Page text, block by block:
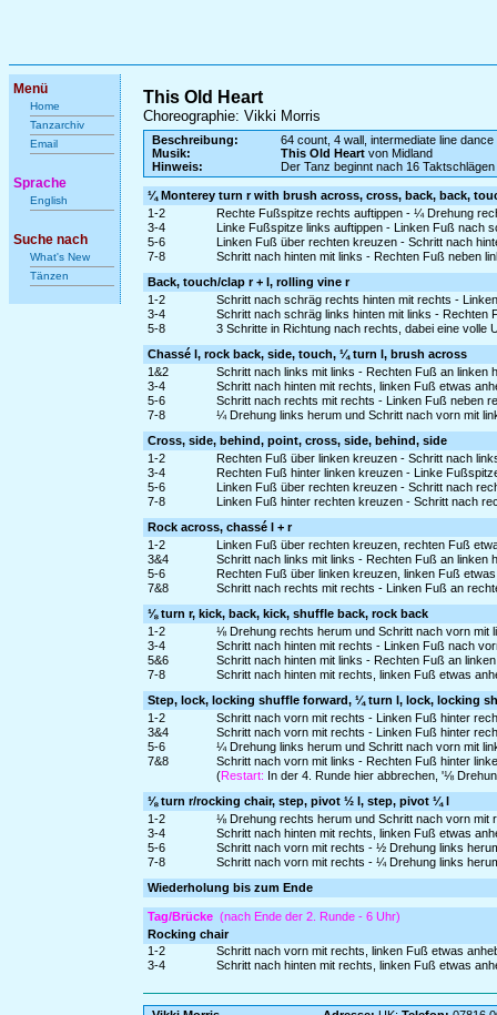
Menü
Home
Tanzarchiv
Email
Sprache
English
Suche nach
What's New
Tänzen
This Old Heart
Choreographie: Vikki Morris
Beschreibung:
64 count, 4 wall, intermediate line dance
Musik:
This Old Heartvon Midland
Hinweis:
Der Tanz beginnt nach 16 Taktschlägen
¼ Monterey turn r with brush across, cross, back, back,
1-2
Rechte Fußspitze rechts auftippen - ¼ Drehung
3-4
Linke Fußspitze links auftippen - Linken Fuß nach
5-6
Linken Fuß über rechten kreuzen - Schritt nach
7-8
Schritt nach hinten mit links - Rechten Fuß neben
Back, touch/clap r + l, rolling vine r
1-2
Schritt nach schräg rechts hinten mit rechts -
3-4
Schritt nach schräg links hinten mit links - Rechten
5-8
3 Schritte in Richtung nach rechts, dabei eine
Chassé l, rock back, side, touch, ¼ turn l, brush across
1&2
Schritt nach links mit links - Rechten Fuß an linken
3-4
Schritt nach hinten mit rechts, linken Fuß etwas
5-6
Schritt nach rechts mit rechts - Linken Fuß neben
7-8
¼ Drehung links herum und Schritt nach vorn mit
Cross, side, behind, point, cross, side, behind, side
1-2
Rechten Fuß über linken kreuzen - Schritt nach
3-4
Rechten Fuß hinter linken kreuzen - Linke
5-6
Linken Fuß über rechten kreuzen - Schritt nach
7-8
Linken Fuß hinter rechten kreuzen - Schritt nach
Rock across, chassé l + r
1-2
Linken Fuß über rechten kreuzen, rechten Fuß
3&4
Schritt nach links mit links - Rechten Fuß an linken
5-6
Rechten Fuß über linken kreuzen, linken Fuß
7&8
Schritt nach rechts mit rechts - Linken Fuß an
⅛ turn r, kick, back, kick, shuffle back, rock back
1-2
⅛ Drehung rechts herum und Schritt nach vorn mit
3-4
Schritt nach hinten mit rechts - Linken Fuß nach
5&6
Schritt nach hinten mit links - Rechten Fuß an
7-8
Schritt nach hinten mit rechts, linken Fuß etwas
Step, lock, locking shuffle forward, ¼ turn l, lock, locking
1-2
Schritt nach vorn mit rechts - Linken Fuß hinter
3&4
Schritt nach vorn mit rechts - Linken Fuß hinter
5-6
¼ Drehung links herum und Schritt nach vorn mit
7&8
Schritt nach vorn mit links - Rechten Fuß hinter
(Restart: In der 4. Runde hier abbrechen, '⅛
⅛ turn r/rocking chair, step, pivot ½ l, step, pivot ¼ l
1-2
⅛ Drehung rechts herum und Schritt nach vorn mit
3-4
Schritt nach hinten mit rechts, linken Fuß etwas
5-6
Schritt nach vorn mit rechts - ½ Drehung links
7-8
Schritt nach vorn mit rechts - ¼ Drehung links
Wiederholung bis zum Ende
Tag/Brücke (nach Ende der 2. Runde - 6 Uhr)
Rocking chair
1-2
Schritt nach vorn mit rechts, linken Fuß etwas
3-4
Schritt nach hinten mit rechts, linken Fuß etwas